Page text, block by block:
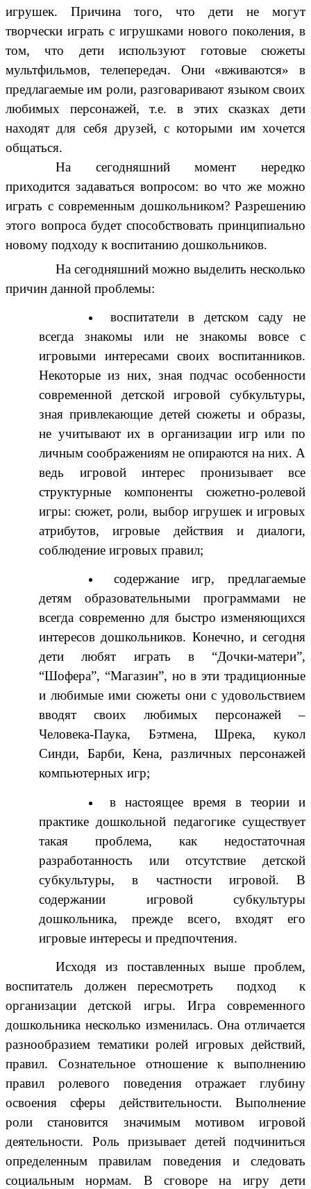
игрушек. Причина того, что дети не могут
творчески играть с игрушками нового поколения, в
том, что дети используют готовые сюжеты
мультфильмов, телепередач. Они «вживаются» в
предлагаемые им роли, разговаривают языком своих
любимых персонажей, т.е. в этих сказках дети
находят для себя друзей, с которыми им хочется
общаться.
На сегодняшний момент нередко
приходится задаваться вопросом: во что же можно
играть с современным дошкольником? Разрешению
этого вопроса будет способствовать принципиально
новому подходу к воспитанию дошкольников.
На сегодняшний можно выделить несколько
причин данной проблемы:
воспитатели в детском саду не
всегда знакомы или не знакомы вовсе с
игровыми интересами своих воспитанников.
Некоторые из них, зная подчас особенности
современной детской игровой субкультуры,
зная привлекающие детей сюжеты и образы,
не учитывают их в организации игр или по
личным соображениям не опираются на них. А
ведь игровой интерес пронизывает все
структурные компоненты сюжетно-ролевой
игры: сюжет, роли, выбор игрушек и игровых
атрибутов, игровые действия и диалоги,
соблюдение игровых правил;
содержание игр, предлагаемые
детям образовательными программами не
всегда современно для быстро изменяющихся
интересов дошкольников. Конечно, и сегодня
дети любят играть в “Дочки-матери”,
“Шофера”, “Магазин”, но в эти традиционные
и любимые ими сюжеты они с удовольствием
вводят своих любимых персонажей –
Человека-Паука, Бэтмена, Шрека, кукол
Синди, Барби, Кена, различных персонажей
компьютерных игр;
в настоящее время в теории и
практике дошкольной педагогике существует
такая проблема, как недостаточная
разработанность или отсутствие детской
субкультуры, в частности игровой. В
содержании игровой субкультуры
дошкольника, прежде всего, входят его
игровые интересы и предпочтения.
Исходя из поставленных выше проблем,
воспитатель должен пересмотреть подход к
организации детской игры. Игра современного
дошкольника несколько изменилась. Она отличается
разнообразием тематики ролей игровых действий,
правил. Сознательное отношение к выполнению
правил ролевого поведения отражает глубину
освоения сферы действительности. Выполнение
роли становится значимым мотивом игровой
деятельности. Роль призывает детей подчиниться
определенным правилам поведения и следовать
социальным нормам. В сговоре на игру дети